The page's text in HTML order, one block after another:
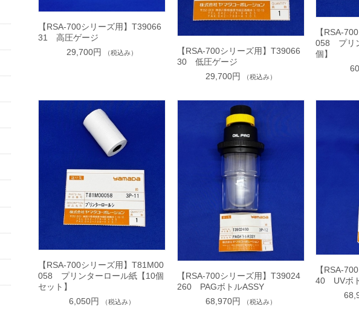
【RSA-700シリーズ用】T39066
31 高圧ゲージ
29,700円
（税込み）
【RSA-700シリーズ用】T39066
30 低圧ゲージ
29,700円
（税込み）
【RSA-
058 プリ
個】
【RSA-700シリーズ用】T81M00
058 プリンターロール紙【10個
セット】
6,050円
（税込み）
【RSA-700シリーズ用】T39024
260 PAGボトルASSY
68,970円
（税込み）
【RSA-
40 UVボ